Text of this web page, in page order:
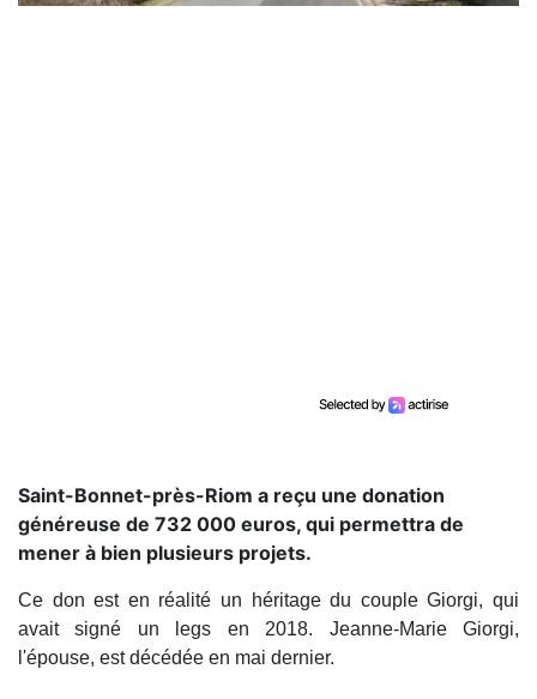
Saint-Bonnet-près-Riom a reçu une donation
généreuse de 732 000 euros, qui permettra de
mener à bien plusieurs projets.
Ce don est en réalité un héritage du couple Giorgi, qui
avait signé un legs en 2018. Jeanne-Marie Giorgi,
l'épouse, est décédée en mai dernier.